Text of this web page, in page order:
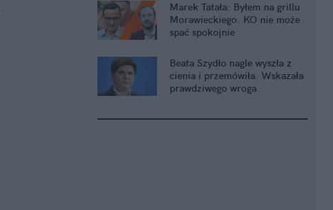
Marek Tatała: Byłem na grillu
Morawieckiego. KO nie może
spać spokojnie
Beata Szydło nagle wyszła z
cienia i przemówiła. Wskazała
prawdziwego wroga